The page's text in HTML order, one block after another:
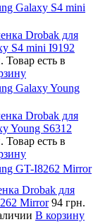
Galaxy S4 mini
Drobak для
S4 mini I9192
Товар есть в
Galaxy Young
Drobak для
Young S6312
Товар есть в
GT-I8262 Mirror
Drobak для
Mirror 94 грн.
В корзину